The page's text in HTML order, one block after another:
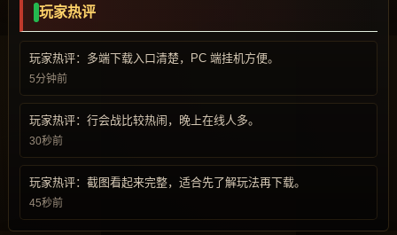
玩家热评
玩家热评：多端下载入口清楚，PC 端挂机方便。
5分钟前
玩家热评：行会战比较热闹，晚上在线人多。
30秒前
玩家热评：截图看起来完整，适合先了解玩法再下载。
45秒前